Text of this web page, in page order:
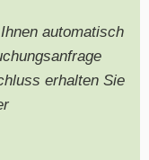
automatisch
erhalten Sie